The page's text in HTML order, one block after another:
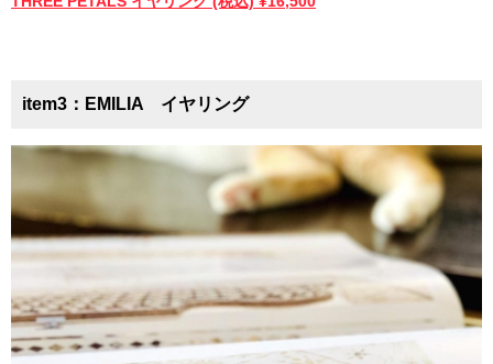
item3：EMILIA イヤリング